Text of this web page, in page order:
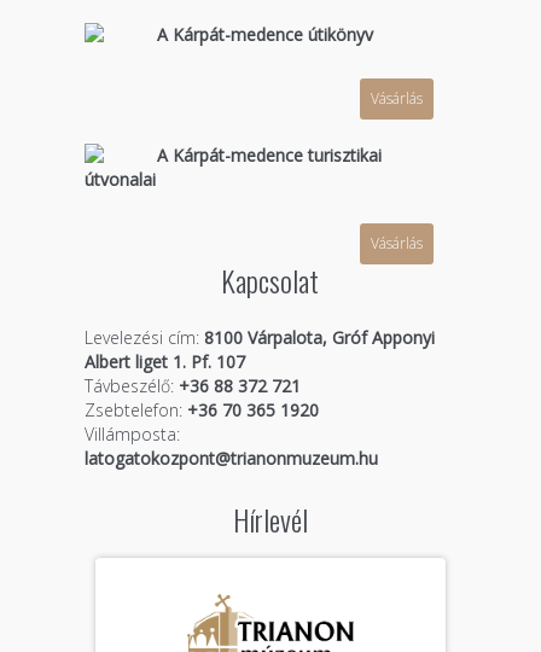
A Kárpát-medence útikönyv
Vásárlás
A Kárpát-medence turisztikai
útvonalai
Vásárlás
Kapcsolat
Levelezési cím: 8100 Várpalota, Gróf Apponyi
Albert liget 1. Pf. 107
Távbeszélő:+36 88 372 721
Zsebtelefon:+36 70 365 1920
Villámposta:
latogatokozpont@trianonmuzeum.hu
Hírlevél